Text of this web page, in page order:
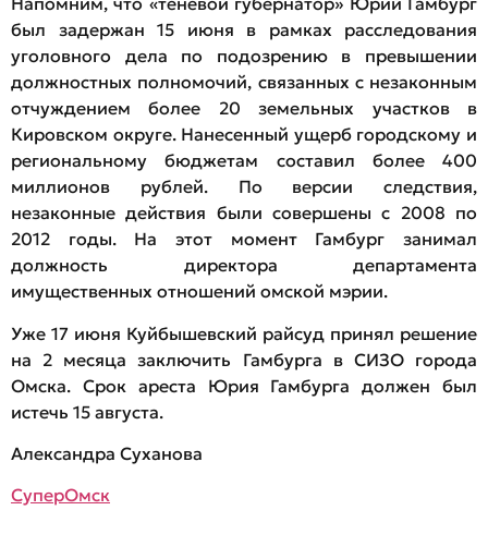
был задержан 15 июня в рамках расследования
уголовного дела по подозрению в превышении
должностных полномочий, связанных с незаконным
отчуждением более 20 земельных участков в
Кировском округе. Нанесенный ущерб городскому и
региональному бюджетам составил более 400
миллионов рублей. По версии следствия,
незаконные действия были совершены с 2008 по
2012 годы. На этот момент Гамбург занимал
должность директора департамента
имущественных отношений омской мэрии.
Уже 17 июня Куйбышевский райсуд принял решение
на 2 месяца заключить Гамбурга в СИЗО города
Омска. Срок ареста Юрия Гамбурга должен был
истечь 15 августа.
Александра Суханова
СуперОмск